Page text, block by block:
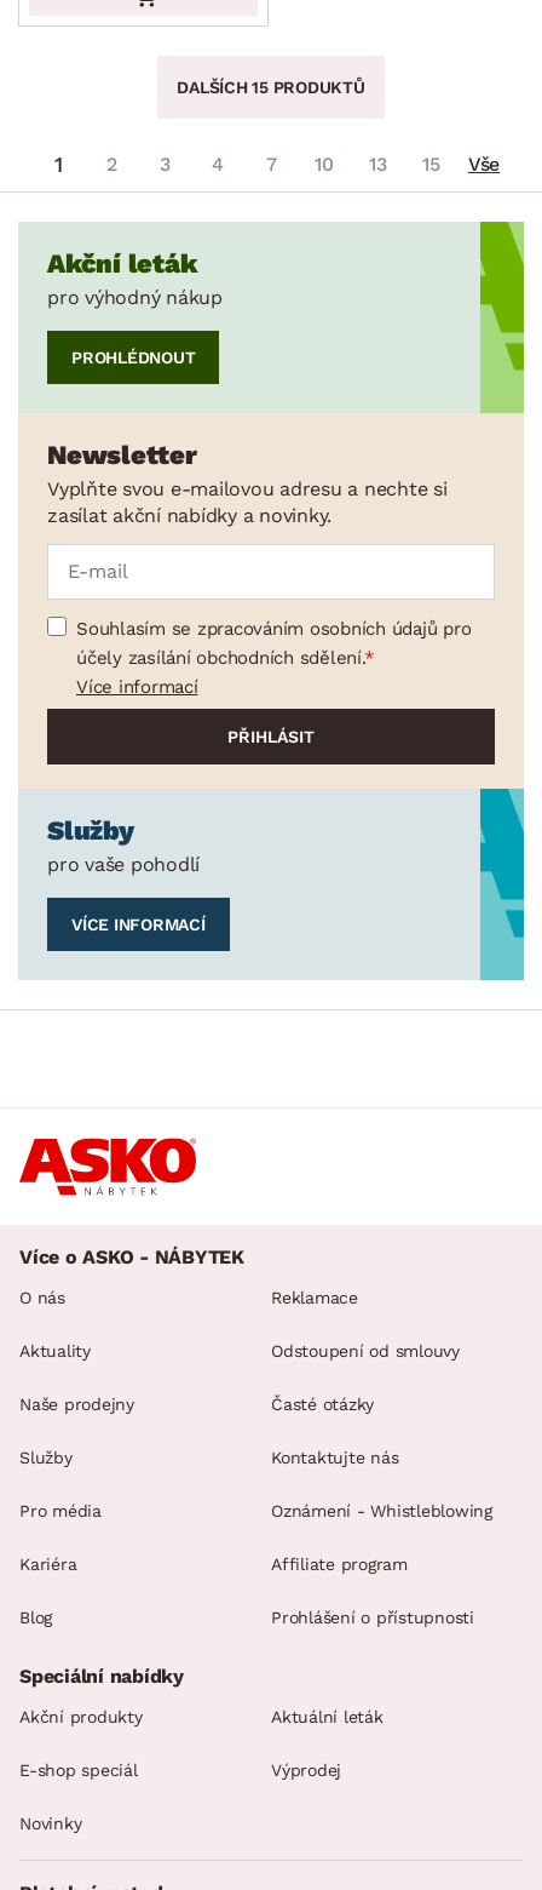
DALŠÍCH 15 PRODUKTŮ
1 2 3 4 7 10 13 15 Vše
Akční leták
pro výhodný nákup
PROHLÉDNOUT
Newsletter
Vyplňte svou e-mailovou adresu a nechte si
zasílat akční nabídky a novinky.
Souhlasím se zpracováním osobních údajů pro
účely zasílání obchodních sdělení.
Více informací
Služby
pro vaše pohodlí
VÍCE INFORMACÍ
Více o ASKO - NÁBYTEK
O nás
Aktuality
Naše prodejny
Služby
Pro média
Kariéra
Blog
Reklamace
Odstoupení od smlouvy
Časté otázky
Kontaktujte nás
Oznámení - Whistleblowing
Affiliate program
Prohlášení o přístupnosti
Speciální nabídky
Akční produkty Aktuální leták
E-shop speciál Výprodej
Novinky